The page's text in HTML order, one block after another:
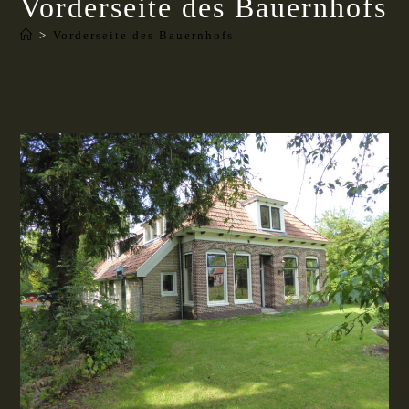
Vorderseite des Bauernhofs
> Vorderseite des Bauernhofs